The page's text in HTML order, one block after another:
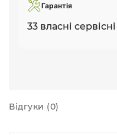
Гарантія
33 власні
Відгуки (0)